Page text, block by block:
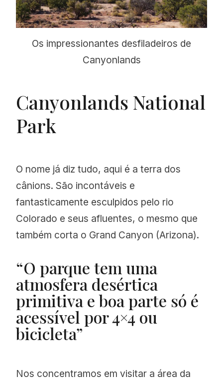
Os impressionantes desfiladeiros de
Canyonlands
Canyonlands National
Park
O nome já diz tudo, aqui é a terra dos
cânions. São incontáveis e
fantasticamente esculpidos pelo rio
Colorado e seus afluentes, o mesmo que
também corta o Grand Canyon (Arizona).
“O parque tem uma
atmosfera desértica
primitiva e boa parte só é
acessível por 4×4 ou
bicicleta”
Nos concentramos em visitar a área da